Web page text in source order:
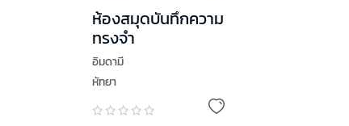
ห้องสมุดบันทึกความ
ทรงจำ
อิมดามี
หัทยา